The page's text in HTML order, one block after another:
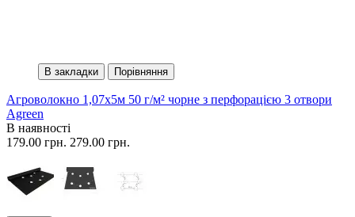
В закладки Порівняння
Агроволокно 1,07х5м 50 г/м² чорне з перфорацією 3 отвори
Agreen
В наявності
179.00 грн. 279.00 грн.